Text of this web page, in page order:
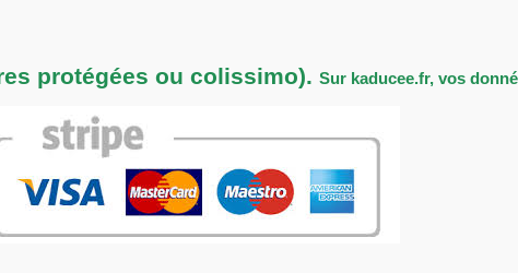
protégées ou colissimo). Sur kaducee.fr, vos